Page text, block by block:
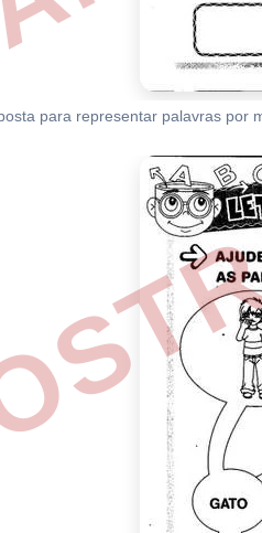
para representar palavras por